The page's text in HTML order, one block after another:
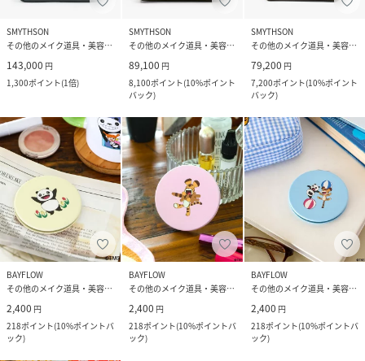
SMYTHSON
その他のメイク道具・美容器具
143,000 円
1,300ポイント(1倍)
SMYTHSON
その他のメイク道具・美容器具
89,100 円
8,100ポイント(10%ポイント
バック)
SMYTHSON
その他のメイク道具・美容器具
79,200 円
7,200ポイント(10%ポイント
バック)
BAYFLOW
その他のメイク道具・美容器具
2,400 円
218ポイント(10%ポイントバ
ック)
BAYFLOW
その他のメイク道具・美容器具
2,400 円
218ポイント(10%ポイントバ
ック)
BAYFLOW
その他のメイク道具・美容器具
2,400 円
218ポイント(10%ポイントバ
ック)